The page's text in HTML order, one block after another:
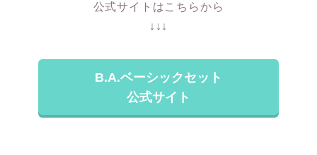
公式サイトはこちらから
↓↓↓
B.A.ベーシックセット
公式サイト